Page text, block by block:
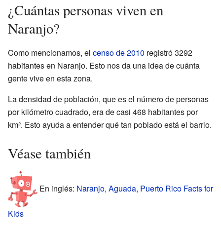
¿Cuántas personas viven en
Naranjo?
Como mencionamos, el censo de 2010 registró 3292
habitantes en Naranjo. Esto nos da una idea de cuánta
gente vive en esta zona.
La densidad de población, que es el número de personas
por kilómetro cuadrado, era de casi 468 habitantes por
km². Esto ayuda a entender qué tan poblado está el barrio.
Véase también
En inglés: Naranjo, Aguada, Puerto Rico Facts for
Kids